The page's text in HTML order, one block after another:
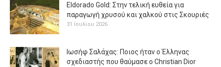
Eldorado Gold: Στην τελική ευθεία για
παραγωγή χρυσού και χαλκού στις Σκουριές
31 Ιουλίου 2026
Ιωσήφ Σαλάχας: Ποιος ήταν ο Έλληνας
σχεδιαστής που θαύμασε ο Christian Dior